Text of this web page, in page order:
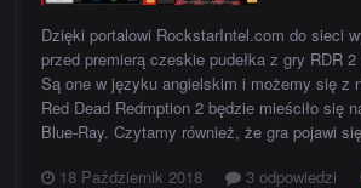
Dzięki portalowi RockstarIntel.com do sieci
przed premierą czeskie pudełka z gry RDR
Są one w języku angielskim i możemy się z
Red Dead Redmption 2 będzie mieściło się
Blue-Ray. Czytamy również, że gra pojawi
18 Październik 2018
3 odpowiedzi